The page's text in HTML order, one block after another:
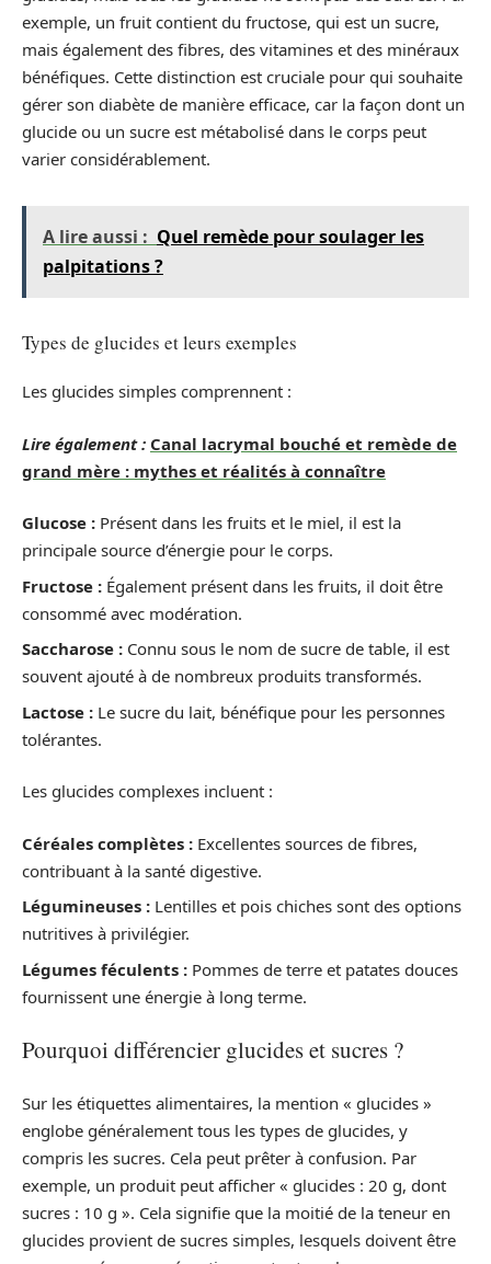
exemple, un fruit contient du fructose, qui est un sucre,
mais également des fibres, des vitamines et des minéraux
bénéfiques. Cette distinction est cruciale pour qui souhaite
gérer son diabète de manière efficace, car la façon dont un
glucide ou un sucre est métabolisé dans le corps peut
varier considérablement.
A lire aussi : Quel remède pour soulager les
palpitations ?
Types de glucides et leurs exemples
Les glucides simples comprennent :
Lire également : Canal lacrymal bouché et remède de
grand mère : mythes et réalités à connaître
Glucose : Présent dans les fruits et le miel, il est la
principale source d’énergie pour le corps.
Fructose : Également présent dans les fruits, il doit être
consommé avec modération.
Saccharose : Connu sous le nom de sucre de table, il est
souvent ajouté à de nombreux produits transformés.
Lactose : Le sucre du lait, bénéfique pour les personnes
tolérantes.
Les glucides complexes incluent :
Céréales complètes : Excellentes sources de fibres,
contribuant à la santé digestive.
Légumineuses : Lentilles et pois chiches sont des options
nutritives à privilégier.
Légumes féculents : Pommes de terre et patates douces
fournissent une énergie à long terme.
Pourquoi différencier glucides et sucres ?
Sur les étiquettes alimentaires, la mention « glucides »
englobe généralement tous les types de glucides, y
compris les sucres. Cela peut prêter à confusion. Par
exemple, un produit peut afficher « glucides : 20 g, dont
sucres : 10 g ». Cela signifie que la moitié de la teneur en
glucides provient de sucres simples, lesquels doivent être